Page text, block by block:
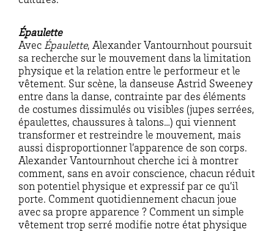
Épaulette
Avec Épaulette, Alexander Vantournhout poursuit
sa recherche sur le mouvement dans la limitation
physique et la relation entre le performeur et le
vêtement. Sur scène, la danseuse Astrid Sweeney
entre dans la danse, contrainte par des éléments
de costumes dissimulés ou visibles (jupes serrées,
épaulettes, chaussures à talons…) qui viennent
transformer et restreindre le mouvement, mais
aussi disproportionner l’apparence de son corps.
Alexander Vantournhout cherche ici à montrer
comment, sans en avoir conscience, chacun réduit
son potentiel physique et expressif par ce qu’il
porte. Comment quotidiennement chacun joue
avec sa propre apparence ? Comment un simple
vêtement trop serré modifie notre état physique